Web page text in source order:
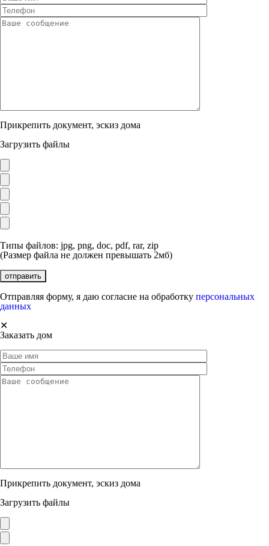
Прикрепить документ, эскиз дома
Загрузить файлы
Типы файлов: jpg, png, doc, pdf, rar, zip
(Размер файла не должен превышать 2мб)
Отправляя форму, я даю согласие на обработку персональных
данных
✕
Заказать дом
Прикрепить документ, эскиз дома
Загрузить файлы